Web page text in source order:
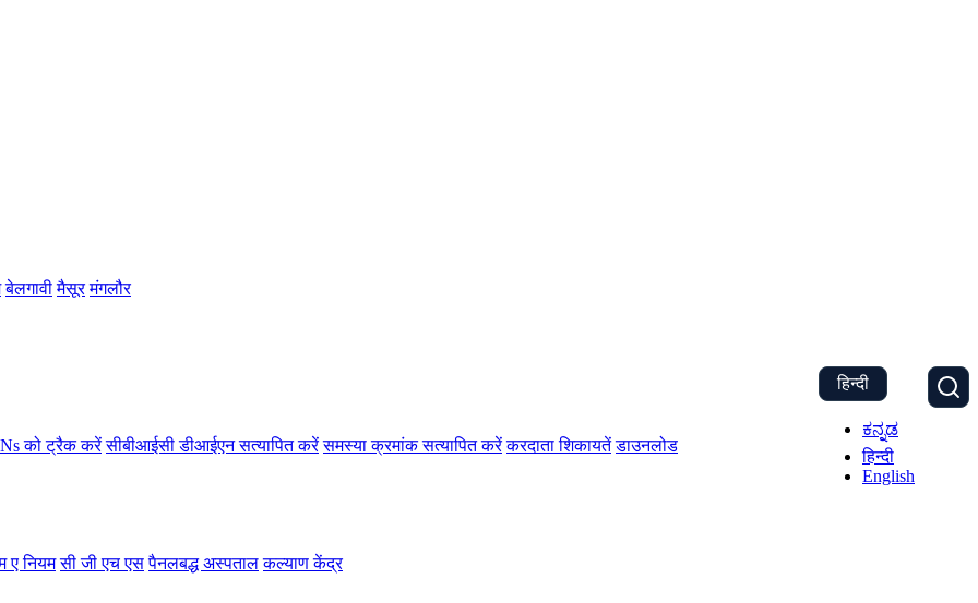
बेलगावी मैसूर मंगलौर
को ट्रैक करें सीबीआईसी डीआईएन सत्यापित करें समस्या क्रमांक सत्यापित करें करदाता शिकायतें डाउनलोड
ए नियम सी जी एच एस पैनलबद्ध अस्पताल कल्याण केंद्र
हिन्दी
ಕನ್ನಡ
हिन्दी
English